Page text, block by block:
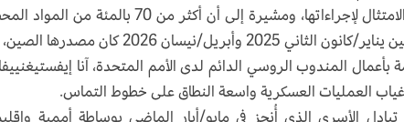
لسيطرة الحوثيين إلى الامتثال لإجراءاتها،
2026 كان مصدرها الصين، وفق بيانات الآلية.
بأعمال المندوب الروسي الدائم لدى الأمم المتحدة، آنا
غياب العمليات العسكرية واسعة النطاق على خطوط التماس.
الأسرى الذي أُنجز في مايو/أيار الماضي بوساطة أممية